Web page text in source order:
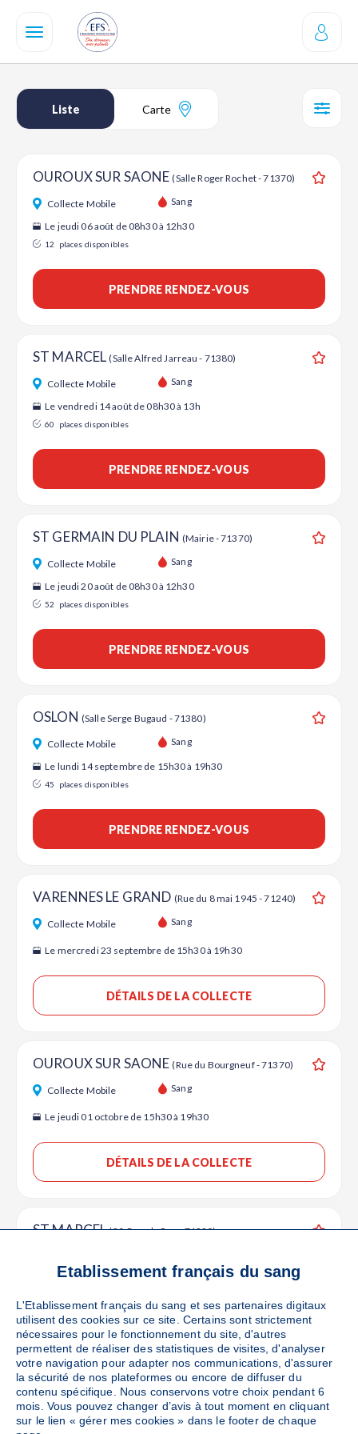
contenu
Liste Carte
OUROUX SUR SAONE(Salle Roger Rochet - 71370)
Collecte Mobile Sang
Le jeudi 06 août de 08h30 à 12h30
12 places disponibles
PRENDRE RENDEZ-VOUS
ST MARCEL(Salle Alfred Jarreau - 71380)
Collecte Mobile Sang
Le vendredi 14 août de 08h30 à 13h
60 places disponibles
PRENDRE RENDEZ-VOUS
ST GERMAIN DU PLAIN (Mairie - 71370)
Collecte Mobile Sang
Le jeudi 20 août de 08h30 à 12h30
52 places disponibles
PRENDRE RENDEZ-VOUS
OSLON (Salle Serge Bugaud - 71380)
Collecte Mobile Sang
Le lundi 14 septembre de 15h30 à 19h30
45 places disponibles
PRENDRE RENDEZ-VOUS
VARENNES LE GRAND (Rue du 8 mai 1945 - 71240)
Collecte Mobile Sang
Le mercredi 23 septembre de 15h30 à 19h30
DÉTAILS DE LA COLLECTE
OUROUX SUR SAONE(Rue du Bourgneuf - 71370)
Collecte Mobile Sang
Le jeudi 01 octobre de 15h30 à 19h30
DÉTAILS DE LA COLLECTE
ST MARCEL(80 Grande Rue - 71380)
Le vendredi 16 octobre de 15h30 à 19h30
DÉTAILS DE LA COLLECTE
ST GERMAIN DU PLAIN(Place de la Mairie -
71370)
Etablissement français du sang
L'Etablissement français du sang et ses partenaires digitaux
utilisent des cookies sur ce site. Certains sont strictement
nécessaires pour le fonctionnement du site, d'autres
permettent de réaliser des statistiques de visites, d'analyser
votre navigation pour adapter nos communications, d'assurer
la sécurité de nos plateformes ou encore de diffuser du
contenu spécifique. Nous conservons votre choix pendant 6
mois. Vous pouvez changer d’avis à tout moment en cliquant
sur le lien « gérer mes cookies » dans le footer de chaque